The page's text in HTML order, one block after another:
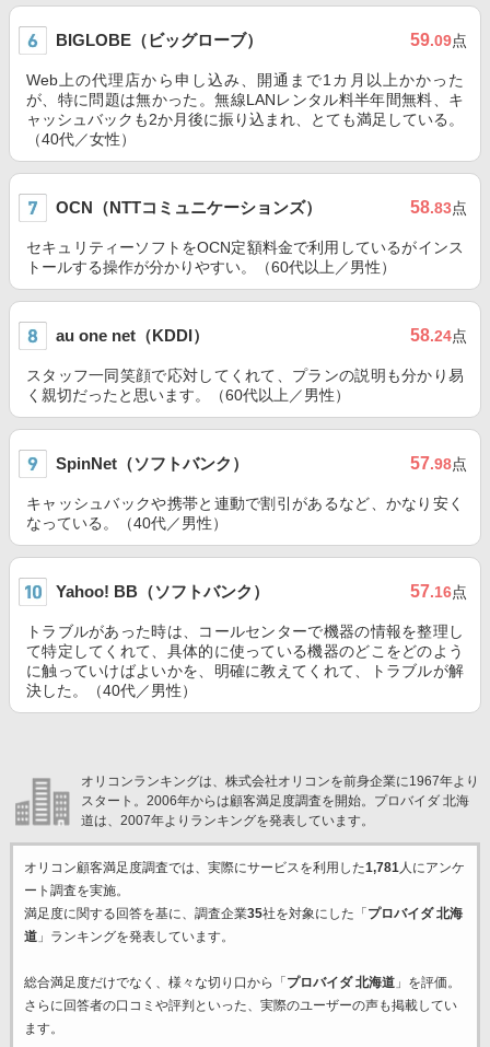
BIGLOBE（ビッグローブ） 59.09点
Web上の代理店から申し込み、開通まで1カ月以上かかった
が、特に問題は無かった。無線LANレンタル料半年間無料、キ
ャッシュバックも2か月後に振り込まれ、とても満足している。
（40代／女性）
OCN（NTTコミュニケーションズ） 58.83点
セキュリティーソフトをOCN定額料金で利用しているがインス
トールする操作が分かりやすい。（60代以上／男性）
au one net（KDDI） 58.24点
スタッフ一同笑顔で応対してくれて、プランの説明も分かり易
く親切だったと思います。（60代以上／男性）
SpinNet（ソフトバンク） 57.98点
キャッシュバックや携帯と連動で割引があるなど、かなり安く
なっている。（40代／男性）
Yahoo! BB（ソフトバンク） 57.16点
トラブルがあった時は、コールセンターで機器の情報を整理し
て特定してくれて、具体的に使っている機器のどこをどのよう
に触っていけばよいかを、明確に教えてくれて、トラブルが解
決した。（40代／男性）
オリコンランキングは、株式会社オリコンを前身企業に1967年より
スタート。2006年からは顧客満足度調査を開始。プロバイダ 北海
道は、2007年よりランキングを発表しています。
オリコン顧客満足度調査では、実際にサービスを利用した1,781人にアンケ
ート調査を実施。
満足度に関する回答を基に、調査企業35社を対象にした「 プロバイダ 北海
道」ランキングを発表しています。
総合満足度だけでなく、様々な切り口から「 プロバイダ 北海道」を評価。
さらに回答者の口コミや評判といった、実際のユーザーの声も掲載してい
ます。